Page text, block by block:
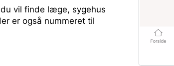
vil finde læge, sygehus
er også nummeret til